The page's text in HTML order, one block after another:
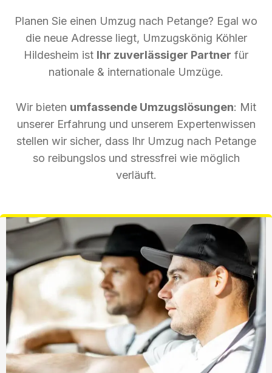
Planen Sie einen Umzug nach Petange? Egal wo
die neue Adresse liegt, Umzugskönig Köhler
Hildesheim ist Ihr zuverlässiger Partner für
nationale & internationale Umzüge.
Wir bieten umfassende Umzugslösungen: Mit
unserer Erfahrung und unserem Expertenwissen
stellen wir sicher, dass Ihr Umzug nach Petange
so reibungslos und stressfrei wie möglich
verläuft.